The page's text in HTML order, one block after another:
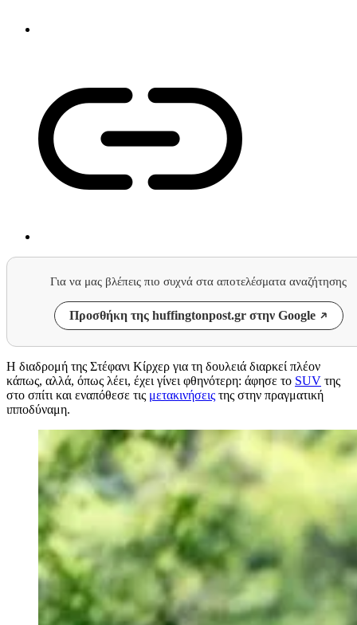
Για να μας βλέπεις πιο συχνά στα αποτελέσματα αναζήτησης
Προσθήκη της huffingtonpost.gr στην Google
Η διαδρομή της Στέφανι Κίρχερ για τη δουλειά διαρκεί πλέον
κάπως, αλλά, όπως λέει, έχει γίνει φθηνότερη: άφησε το SUV της
στο σπίτι και εναπόθεσε τις μετακινήσεις της στην πραγματική
ιπποδύναμη.